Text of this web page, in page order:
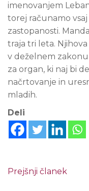
imenovanjem
torej računamo
zastopanosti.
traja tri leta.
v deželnem
za organ, ki naj bi
načrtovanje in
mladih.
Deli
Prejšnji članek